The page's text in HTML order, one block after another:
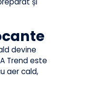
preparat și
cald devine
IMA Trend este